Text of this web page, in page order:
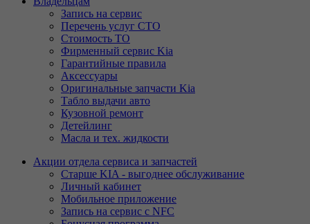
Запись на сервис
Перечень услуг СТО
Стоимость ТО
Фирменный сервис Kia
Гарантийные правила
Аксессуары
Оригинальные запчасти Kia
Табло выдачи авто
Кузовной ремонт
Детейлинг
Масла и тех. жидкости
Акции отдела сервиса и запчастей
Старше KIA - выгоднее обслуживание
Личный кабинет
Мобильное приложение
Запись на сервис с NFC